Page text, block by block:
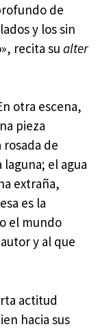
de
y los sin
recita sualter
otra escena,
pieza
de
el agua
extraña,
es la
el mundo
y al que
actitud
hacia sus